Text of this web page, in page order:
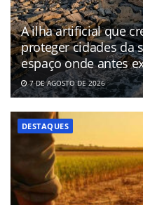
A ilha artificial que
proteger cidades da
espaço onde antes
7 DE AGOSTO DE 2026
DESTAQUES